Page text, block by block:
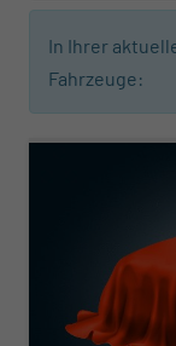
In Ihrer
Fahrzeuge:
ab 451,– € mtl.